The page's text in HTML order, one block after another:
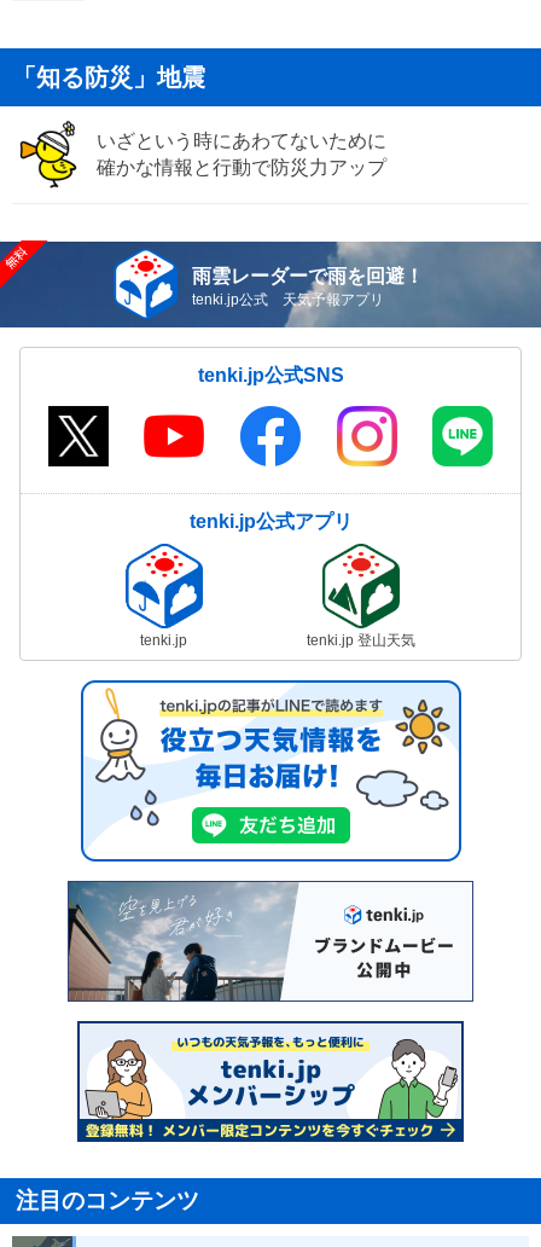
「知る防災」地震
いざという時にあわてないために
確かな情報と行動で防災力アップ
雨雲レーダーで雨を回避！
tenki.jp公式 天気予報アプリ
tenki.jp公式SNS
tenki.jp公式アプリ
tenki.jp tenki.jp 登山天気
注目のコンテンツ